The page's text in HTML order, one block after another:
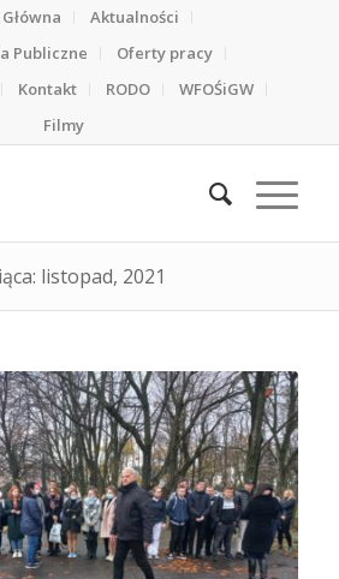
Aktualności
Publiczne
Oferty pracy
Kontakt RODO
WFOŚiGW
Filmy
listopad, 2021